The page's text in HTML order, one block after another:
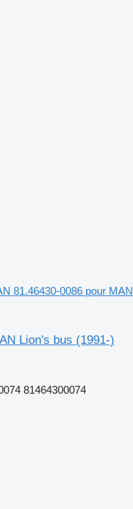
81.46430-0086 pour MAN
Lion's bus (1991-)
81464300074